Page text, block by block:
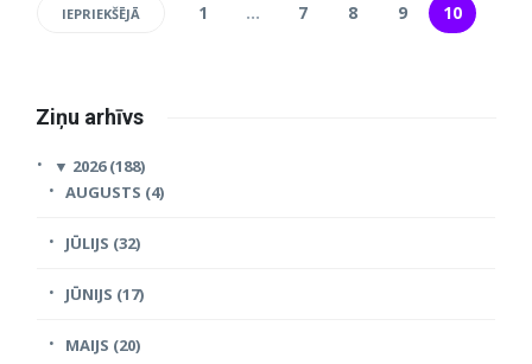
IEPRIEKŠĒJĀ 1 … 7 8 9 10
Ziņu arhīvs
▼ 2026 (188)
AUGUSTS (4)
JŪLIJS (32)
JŪNIJS (17)
MAIJS (20)